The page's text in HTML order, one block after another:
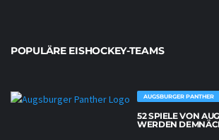
POPULÄRE EISHOCKEY-TEAMS
AUGSBURGER PANTHER
52 SPIELE VON
WERDEN